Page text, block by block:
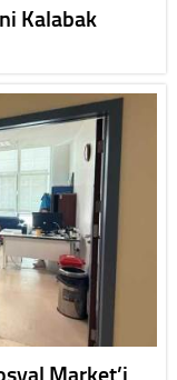
Kalabak
Market’i